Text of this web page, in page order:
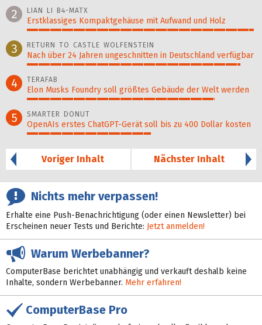
2 LIAN LI B4-MATX
Erstklassiges Kompaktgehäuse mit Aufwand und Holz
3 RETURN TO CASTLE WOLFENSTEIN
Nach über 24 Jahren ungeschnitten in Deutschland verfügbar
4 TERAFAB
Elon Musks Foundry soll größ­tes Gebäude der Welt werden
5 SMARTER DONUT
OpenAIs erstes ChatGPT-Gerät soll bis zu 400 Dollar kosten
Voriger Inhalt
Nächster Inhalt
Nichts mehr verpassen!
Erhalte eine Push-Benachrichtigung (oder einen Newsletter) bei
Erscheinen neuer Tests und Berichte: Jetzt anmelden!
Warum Werbebanner?
ComputerBase berichtet unabhängig und verkauft deshalb keine
Inhalte, sondern Werbebanner. Mehr erfahren!
ComputerBase Pro